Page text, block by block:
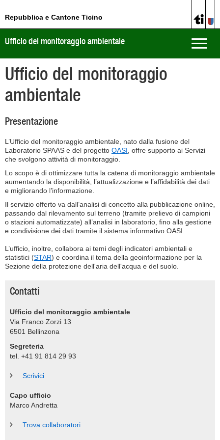
Repubblica e Cantone Ticino
Toggle
Ufficio del monitoraggio ambientale
Ufficio del monitoraggio
ambientale
Presentazione
L’Ufficio del monitoraggio ambientale, nato dalla fusione del
Laboratorio SPAAS e del progetto OASI , offre supporto ai Servizi
che svolgono attività di monitoraggio.
Lo scopo è di ottimizzare tutta la catena di monitoraggio ambientale
aumentando la disponibilità, l’attualizzazione e l’affidabilità dei dati
e migliorando l’informazione.
Il servizio offerto va dall’analisi di concetto alla pubblicazione online,
passando dal rilevamento sul terreno (tramite prelievo di campioni
o stazioni automatizzate) all’analisi in laboratorio, fino alla gestione
e condivisione dei dati tramite il sistema informativo OASI.
L’ufficio, inoltre, collabora ai temi degli indicatori ambientali e
statistici (STAR) e coordina il tema della geoinformazione per la
Sezione della protezione dell'aria dell'acqua e del suolo.
Contatti
Ufficio del monitoraggio ambientale
Via Franco Zorzi 13
6501 Bellinzona
Segreteria
tel. +41 91 814 29 93
Scrivici
Capo ufficio
Marco Andretta
Trova collaboratori